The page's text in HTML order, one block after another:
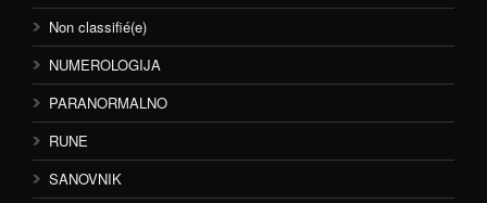
Non classifié(e)
NUMEROLOGIJA
PARANORMALNO
RUNE
SANOVNIK